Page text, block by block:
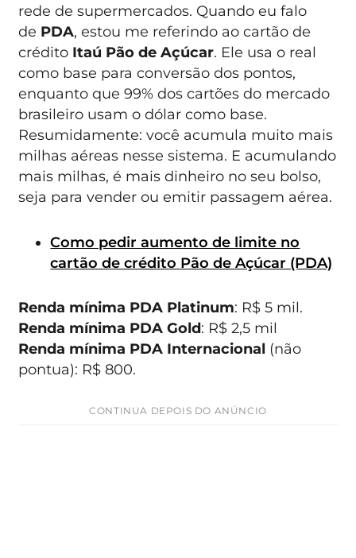
rede de supermercados. Quando eu falo
de PDA, estou me referindo ao cartão de
crédito Itaú Pão de Açúcar. Ele usa o real
como base para conversão dos pontos,
enquanto que 99% dos cartões do mercado
brasileiro usam o dólar como base.
Resumidamente: você acumula muito mais
milhas aéreas nesse sistema. E acumulando
mais milhas, é mais dinheiro no seu bolso,
seja para vender ou emitir passagem aérea.
Como pedir aumento de limite no
cartão de crédito Pão de Açúcar (PDA)
Renda mínima PDA Platinum: R$ 5 mil.
Renda mínima PDA Gold: R$ 2,5 mil
Renda mínima PDA Internacional (não
pontua): R$ 800.
CONTINUA DEPOIS DO ANÚNCIO